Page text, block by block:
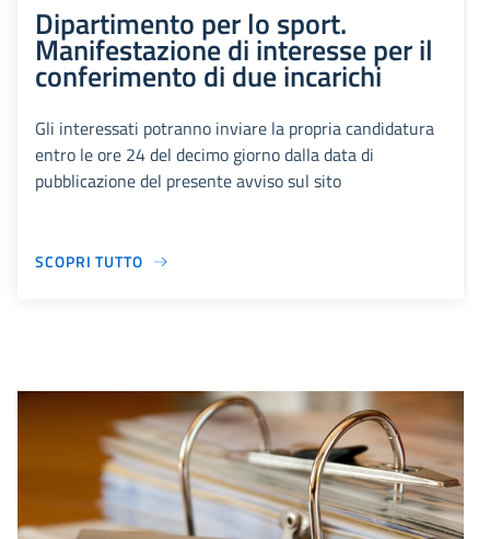
Dipartimento per lo sport.
Manifestazione di interesse per il
conferimento di due incarichi
Gli interessati potranno inviare la propria candidatura
entro le ore 24 del decimo giorno dalla data di
pubblicazione del presente avviso sul sito
SCOPRI TUTTO